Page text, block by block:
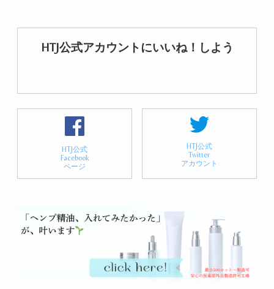
HTJ公式アカウントにいいね！しよう
HTJ公式
Facebook
ページ
HTJ公式
Twitter
アカウント